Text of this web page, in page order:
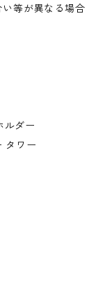
等が異なる場合
ルダー
タワー